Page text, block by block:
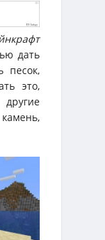
дать
песок,
это,